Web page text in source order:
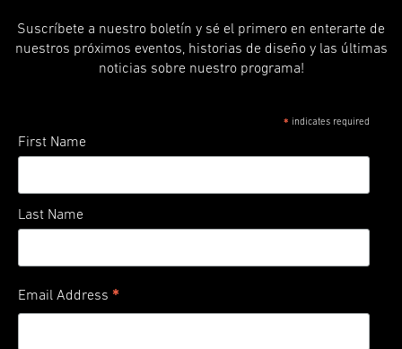
Suscríbete a nuestro boletín y sé el primero en enterarte de
nuestros próximos eventos, historias de diseño y las últimas
noticias sobre nuestro programa!
* indicates required
First Name
Last Name
Email Address *